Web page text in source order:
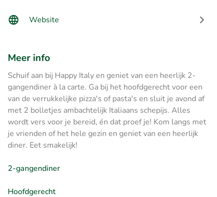
Website
Meer info
Schuif aan bij Happy Italy en geniet van een heerlijk 2-
gangendiner à la carte. Ga bij het hoofdgerecht voor een
van de verrukkelijke pizza's of pasta's en sluit je avond af
met 2 bolletjes ambachtelijk Italiaans schepijs. Alles
wordt vers voor je bereid, én dat proef je! Kom langs met
je vrienden of het hele gezin en geniet van een heerlijk
diner. Eet smakelijk!
2-gangendiner
Hoofdgerecht